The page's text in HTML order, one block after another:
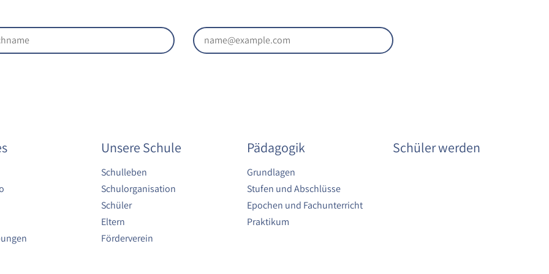
Unsere Schule
Schulleben
Schulorganisation
Schüler
Eltern
Förderverein
Pädagogik
Grundlagen
Stufen und Abschlüsse
Epochen und Fachunterricht
Praktikum
Schüler werden